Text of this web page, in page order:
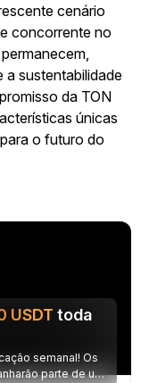
cenário
concorrente no
a sustentabilidade
da TON
únicas
o futuro do
USDT toda
semanal! Os
parte de um